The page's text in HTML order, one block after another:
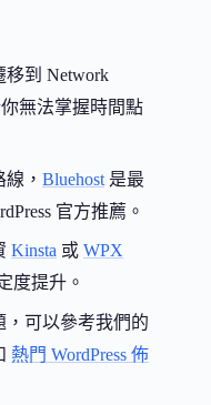
到 Network
無法掌握時間點
， Bluehost 是最
官方推薦。
Kinsta 或 WPX
度提升。
可以參考我們的
熱門 WordPress 佈